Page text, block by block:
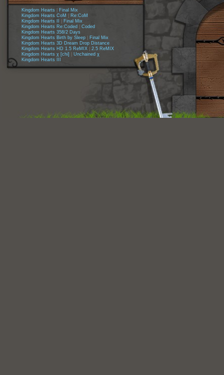
Kingdom Hearts
Final Mix
Kingdom Hearts CoM
Re:CoM
Kingdom Hearts II
Final Mix
Kingdom Hearts Re:Coded
Coded
Kingdom Hearts 358/2 Days
Kingdom Hearts Birth by Sleep
Final Mix
Kingdom Hearts 3D Dream Drop Distance
Kingdom Hearts HD 1.5 ReMIX
2.5 ReMIX
Kingdom Hearts χ [chi]
Unchained χ
Kingdom Hearts III